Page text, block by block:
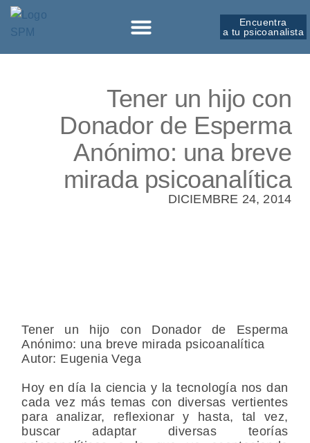
Encuentra
a tu psicoanalista
Tener un hijo con
Donador de Esperma
Anónimo: una breve
mirada psicoanalítica
DICIEMBRE 24, 2014
Tener un hijo con Donador de Esperma
Anónimo: una breve mirada psicoanalítica
Autor: Eugenia Vega
Hoy en día la ciencia y la tecnología nos dan
cada vez más temas con diversas vertientes
para analizar, reflexionar y hasta, tal vez,
buscar adaptar diversas teorías